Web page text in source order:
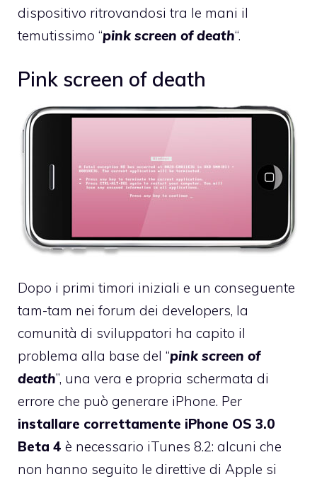
dispositivo ritrovandosi tra le mani il
temutissimo “pink screen of death“.
Pink screen of death
Dopo i primi timori iniziali e un conseguente
tam-tam nei forum dei developers, la
comunità di sviluppatori ha capito il
problema alla base del “pink screen of
death”, una vera e propria schermata di
errore che può generare iPhone. Per
installare correttamente iPhone OS 3.0
Beta 4 è necessario iTunes 8.2: alcuni che
non hanno seguito le direttive di Apple si